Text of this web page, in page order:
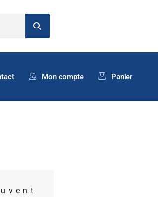
Mon compte Panier